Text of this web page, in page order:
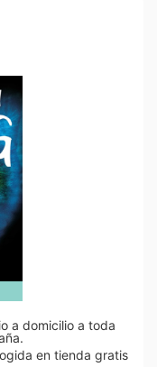
a domicilio a toda
en tienda gratis